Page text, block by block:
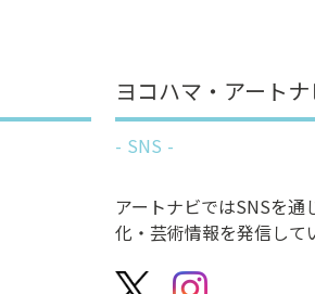
ヨコハマ・アート
SNS
アートナビではSNSを通
化・芸術情報を発信して